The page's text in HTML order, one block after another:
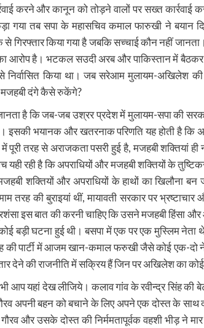
करने और कानून को तोड़ने वालों पर सख्त कार्रवाई
गया तब सपा के महासचिव कमाल फारुखी ने बयान
गिरफ्तार किया गया है जबकि सच्चाई कौन नहीं
है। भटकल सउदी अरब और पाकिस्तान में बैठकर
किया था। जब सरेआम मुलायम-अखिलेश
मजहबी दंगे कैसे रुकेंगे?
जानता है कि जब-जब उश्रर प्रदेश में मुलायम-सपा की
इसकी भयानक और खतरनाक परिणति यह होती है कि
पूरी तरह से अराजकता पसरी हुई है, मजहबी शक्तियां ही
रही है कि अपराधियों और मजहबी शक्तियों के
शक्तियों और अपराधियों के हाथों का खिलौना बन
तरह की बुराइयां थीं, मायावती सरकार पर
इस बात की करनी चाहिए कि उसने मजहबी हिंसा
बड़ी घटना हुई थी। बसपा में एक पर एक मुस्लिम नेता
पार्टी में आजम खान-कमाल फरुखी जैसे कोई एक-दो
देने की राजनीति में सक्रिय हैं जिन पर अखिलेश का
आप यहां देख लीजिये। कलाव गांव के रवीन्द्र सिंह की
अपनी बहन को बचाने के लिए अपने एक दोस्त के
और उसके दोस्त की निर्ममतापूर्वक वहशी भीड़ ने